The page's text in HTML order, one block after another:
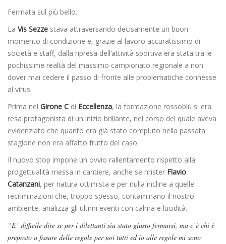
Fermata sul più bello.
La Vis Sezze stava attraversando decisamente un buon
momento di condizione e, grazie al lavoro accuratissimo di
società e staff, dalla ripresa dell’attività sportiva era stata tra le
pochissime realtà del massimo campionato regionale a non
dover mai cedere il passo di fronte alle problematiche connesse
al virus.
Prima nel Girone C di Eccellenza, la formazione rossoblù si era
resa protagonista di un inizio brillante, nel corso del quale aveva
evidenziato che quanto era già stato compiuto nella passata
stagione non era affatto frutto del caso.
Il nuovo stop impone un ovvio rallentamento rispetto alla
progettualità messa in cantiere, anche se mister Flavio
Catanzani, per natura ottimista e per nulla incline a quelle
recriminazioni che, troppo spesso, contaminano il nostro
ambiente, analizza gli ultimi eventi con calma e lucidità.
“E’ difficile dire se per i dilettanti sia stato giusto fermarsi, ma c’è chi è
preposto a fissare delle regole per noi tutti ed io alle regole mi sono